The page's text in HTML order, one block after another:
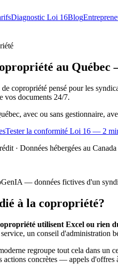
Diagnostic Loi 16Blog
au
copropriété pensé pour les
vos documents 24/7.
avec ou sans gestionnaire,
Tester la conformité Loi 16 — 2
· Données hébergées au Canada
— données fictives d'un
à la copropriété?
utilisent Excel ou rien
un conseil d'administration
regroupe tout cela dans un
actions concrètes — appels